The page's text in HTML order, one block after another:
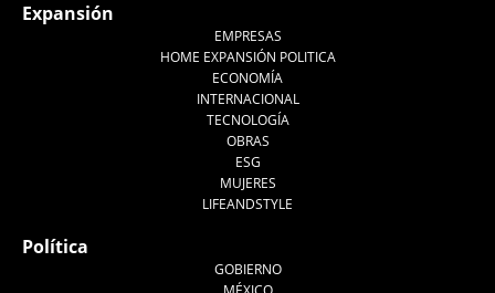
Expansión
EMPRESAS
HOME EXPANSIÓN POLITICA
ECONOMÍA
INTERNACIONAL
TECNOLOGÍA
OBRAS
ESG
MUJERES
LIFEANDSTYLE
Política
GOBIERNO